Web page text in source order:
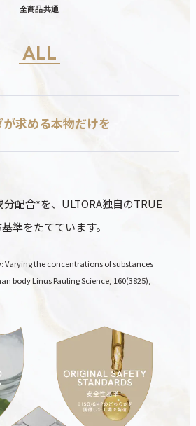
全商品共通
ALL
が求める本物だけを
配合*を、ULTORA独自のTRUE
準をたてています。
the concentrations of substances
body Linus Pauling Science, 160(3825),